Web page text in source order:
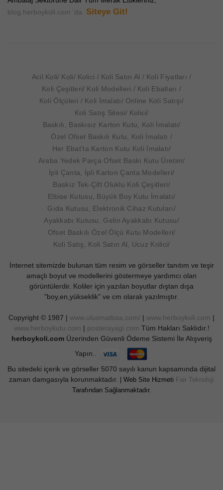
blog.herboykoli.com 'da.
Siteye Git!
Acil Koli Koli Kolici Koli Satın Al
Koli Fiyatları
Koli Çeşitleri Koli Modelleri
Koli Ebatları
Koli Ölçüleri Koli İmalatı
Online Koli Satışı
Koli Satış Sitesi
Kolici
Baskılı, Baskısız Karton Kutu, Koli İmalatı
Özel Ofset Baskılı Kutu, Koli İmalatı
Her Ebat'ta Karton Kutu Koli İmalatı
Araba Yedek Parça Ofset Baskı Kutu Üretim
İpli Çanta, İpli Karton Çanta Modelleri
Baskız Tek-Çift Oluklu Koli Çeşitleri
Elbise Kutusu, Büyük Boy Kutu İmalatı
Gıda Kutusu, Elektronik Cihaz Kutuları
Ayakkabı Kutusu, Gelin Ayakkabı Kutusu
Ofset Baskılı Özel Ölçü Kutu Modelleri
Koli Satış, Koli Satın Al, Ucuz Kolici
İnternet sitemizde bulunan tüm resim ve görseller tanıtım ve teşir
amaçlı boyut ve modellerini göstermeye yardımcı olan
görüntülerdir. Koliler için yazılan boyutlar dıştan dışa
"boy,en,yükseklik" ve cm olarak yazılmıştır.
Copyright © 1987 | www.ulusmatbaa.com/ | www.herboykoli.com |
www.herboykutu.com | posterayagi.com Tüm Hakları Saklıdır.!
herboykoli.comÜzerinden Güvenli Ödeme Sistemi İle Alışveriş
Yapın..
Bu sitedeki içerik ve görseller 5070 sayılı kanun kapsamında dijital
zaman damgasıyla korunmaktadır.
| Web Site Hizmeti Fair Teknoloji
Tarafından Sağlanmaktadır.